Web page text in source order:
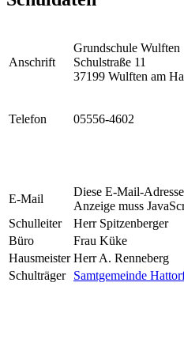
Anschrift
Grundschule Wulften
Schulstraße 11
37199 Wulften am
Telefon 05556-4602
E-Mail
Diese E-Mail-
Anzeige muss
Schulleiter
Herr Spitzenberger
Büro
Frau Küke
Hausmeister Herr A. Renneberg
Schulträger
Samtgemeinde